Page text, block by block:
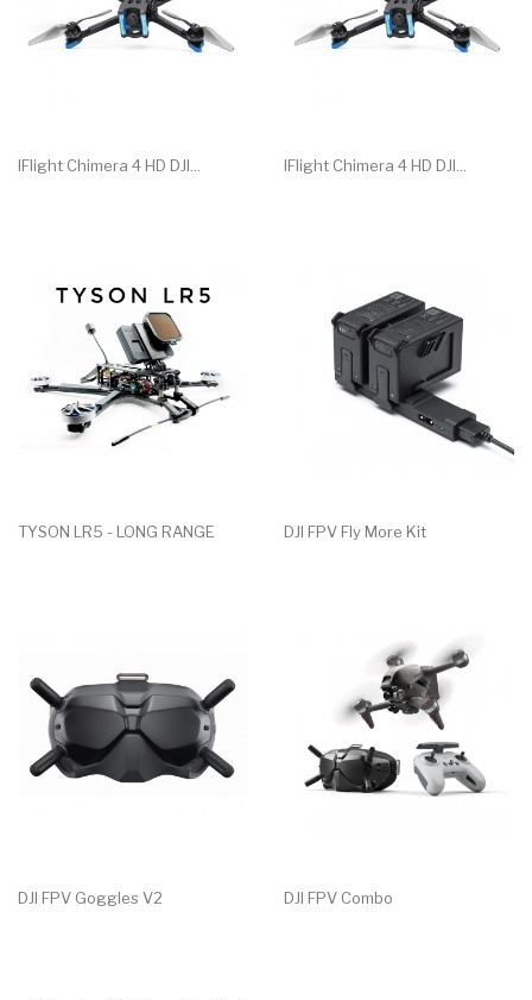
IFlight Chimera 4 HD DJI... IFlight Chimera 4 HD DJI...
TYSON LR5 - LONG RANGE DJI FPV Fly More Kit
DJI FPV Goggles V2 DJI FPV Combo